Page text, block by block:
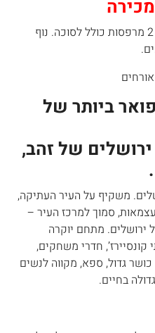
5 חדרים מרווחת, כ 206 מ”ר עם 2 מרפסות כולל לסוכה. נוף
ביותר של
ירושלים של זהב,
משקיף על העיר העתיקה,
סמוך למרכז העיר –
ירושלים. מתחם יוקרה
קונסיירז’, חדרי משחקים,
כושר גדול, ספא, מקווה לנשים
בחיים.